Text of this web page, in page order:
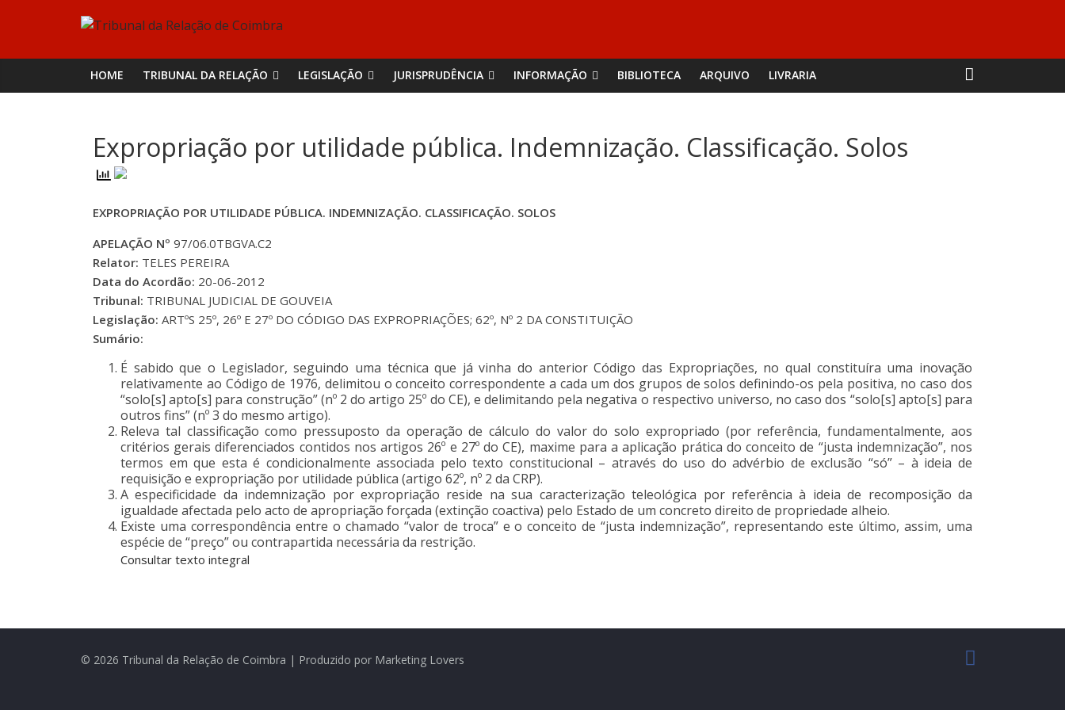
Tribunal
da
de
Coimbra
HOME TRIBUNAL DA RELAÇÃO LEGISLAÇÃO JURISPRUDÊNCIA INFORMAÇÃO BIBLIOTECA ARQUIVO LIVRARIA
Expropriação por utilidade pública. Indemnização. Classificação. Solos
EXPROPRIAÇÃO POR UTILIDADE PÚBLICA. INDEMNIZAÇÃO. CLASSIFICAÇÃO. SOLOS
APELAÇÃO Nº 97/06.0TBGVA.C2
Relator: TELES PEREIRA
Data do Acordão: 20-06-2012
Tribunal: TRIBUNAL JUDICIAL DE GOUVEIA
Legislação: ARTºS 25º, 26º E 27º DO CÓDIGO DAS EXPROPRIAÇÕES; 62º, Nº 2 DA CONSTITUIÇÃO
Sumário:
É sabido que o Legislador, seguindo uma técnica que já vinha do anterior Código das Expropriações, no qual constituíra uma inovação
relativamente ao Código de 1976, delimitou o conceito correspondente a cada um dos grupos de solos definindo-os pela positiva, no caso dos
“solo[s] apto[s] para construção” (nº 2 do artigo 25º do CE), e delimitando pela negativa o respectivo universo, no caso dos “solo[s] apto[s] para
outros fins” (nº 3 do mesmo artigo).
Releva tal classificação como pressuposto da operação de cálculo do valor do solo expropriado (por referência, fundamentalmente, aos
critérios gerais diferenciados contidos nos artigos 26º e 27º do CE), maxime para a aplicação prática do conceito de “justa indemnização”, nos
termos em que esta é condicionalmente associada pelo texto constitucional – através do uso do advérbio de exclusão “só” – à ideia de
requisição e expropriação por utilidade pública (artigo 62º, nº 2 da CRP).
A especificidade da indemnização por expropriação reside na sua caracterização teleológica por referência à ideia de recomposição da
igualdade afectada pelo acto de apropriação forçada (extinção coactiva) pelo Estado de um concreto direito de propriedade alheio.
Existe uma correspondência entre o chamado “valor de troca” e o conceito de “justa indemnização”, representando este último, assim, uma
espécie de “preço” ou contrapartida necessária da restrição.
Consultar texto integral
© 2026 Tribunal da Relação de Coimbra | Produzido por Marketing Lovers